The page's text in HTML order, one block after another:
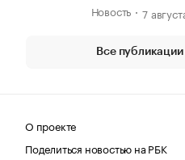
Новость
7
Все публикации
О проекте
Поделиться новостью на РБК